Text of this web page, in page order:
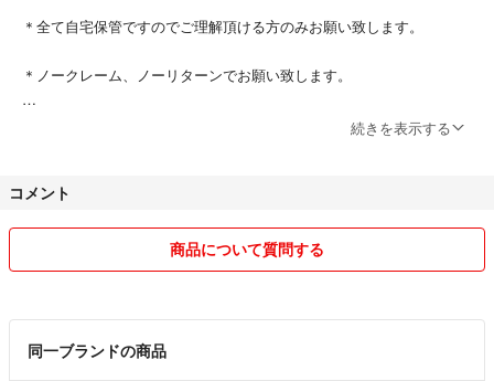
＊全て自宅保管ですのでご理解頂ける方のみお願い致します。
＊ノークレーム、ノーリターンでお願い致します。
＊発送事故の責任は負いかねますのでご了承下さい。続きを表示する
コメント
商品について質問する
同一ブランドの商品